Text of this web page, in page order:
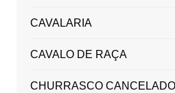
CAVALARIA
CAVALO DE RAÇA
CHURRASCO CANCELADO